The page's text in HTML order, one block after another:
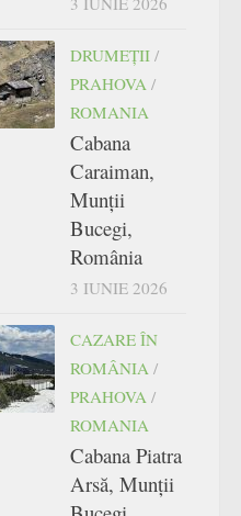
DRUMEŢII /
PRAHOVA /
ROMANIA
Cabana
Caraiman,
Munții
Bucegi,
România
3 IUNIE 2026
CAZARE ÎN
ROMÂNIA /
PRAHOVA /
ROMANIA
Cabana Piatra
Arsă, Munții